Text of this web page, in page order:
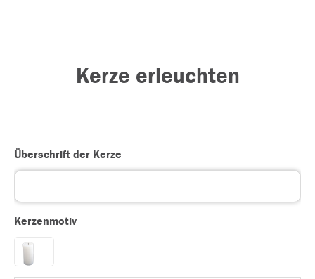
Kerze erleuchten
Überschrift der Kerze
Kerzenmotiv